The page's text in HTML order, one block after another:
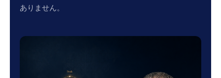
ありません。